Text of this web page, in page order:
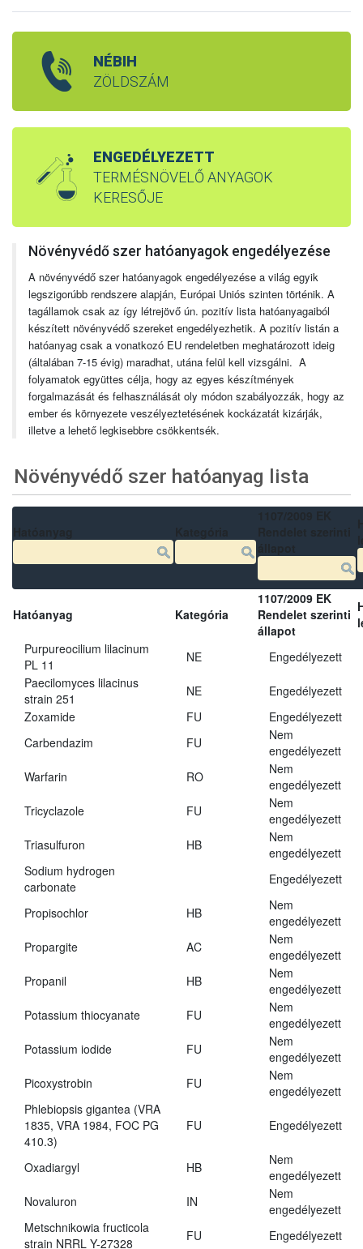
NÉBIH
ZÖLDSZÁM
ENGEDÉLYEZETT
TERMÉSNÖVELŐ ANYAGOK
KERESŐJE
Növényvédő szer hatóanyagok engedélyezése
A növényvédő szer hatóanyagok engedélyezése a világ egyik
legszigorúbb rendszere alapján, Európai Uniós szinten történik. A
tagállamok csak az így létrejövő ún. pozitív lista hatóanyagaiból
készített növényvédő szereket engedélyezhetik. A pozitív listán a
hatóanyag csak a vonatkozó EU rendeletben meghatározott ideig
(általában 7-15 évig) maradhat, utána felül kell vizsgálni. A
folyamatok együttes célja, hogy az egyes készítmények
forgalmazását és felhasználását oly módon szabályozzák, hogy az
ember és környezete veszélyeztetésének kockázatát kizárják,
illetve a lehető legkisebbre csökkentsék.
Növényvédő szer hatóanyag lista
Hatóanyag Kategória
1107/2009 EK
Rendelet szerinti
állapot
Purpureocilium lilacinum
PL 11
NE
Engedélyezett
Paecilomyces lilacinus
strain 251
NE
Engedélyezett
Zoxamide
FU
Engedélyezett
Carbendazim
FU
Nem
engedélyezett
Warfarin
RO
Nem
engedélyezett
Tricyclazole
FU
Nem
engedélyezett
Triasulfuron
HB
Nem
engedélyezett
Sodium hydrogen
carbonate
Engedélyezett
Propisochlor HB
Nem
engedélyezett
Propargite
AC
Nem
engedélyezett
Propanil
HB
Nem
engedélyezett
Potassium thiocyanate
FU
Nem
engedélyezett
Potassium iodide
FU
Nem
engedélyezett
Picoxystrobin
FU
Nem
engedélyezett
Phlebiopsis gigantea (VRA
1835, VRA 1984, FOC PG
410.3)
FU Engedélyezett
Oxadiargyl HB
Nem
engedélyezett
Novaluron
IN
Nem
engedélyezett
Metschnikowia fructicola
strain NRRL Y-27328
FU Engedélyezett